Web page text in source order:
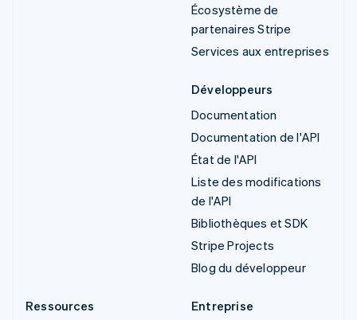
Écosystème de
partenaires Stripe
Services aux entreprises
Développeurs
Documentation
Documentation de l'API
État de l'API
Liste des modifications
de l'API
Bibliothèques et SDK
Stripe Projects
Blog du développeur
Ressources
Entreprise